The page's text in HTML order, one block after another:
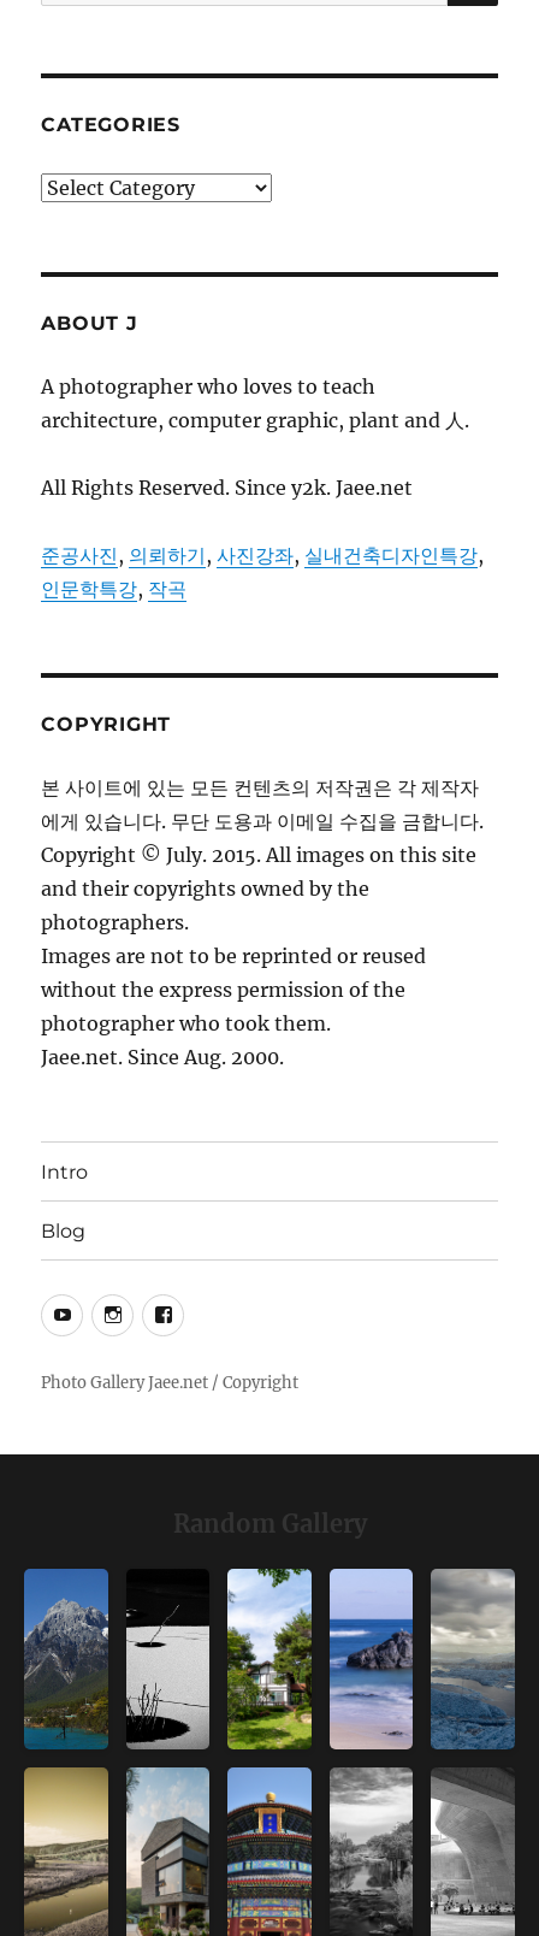
for:
CATEGORIES
Categories
ABOUT J
A photographer who loves to teach
architecture, computer graphic, plant and 人.
All Rights Reserved. Since y2k. Jaee.net
준공사진, 의뢰하기,사진강좌, 실내건축디자인특강,
인문학특강, 작곡
COPYRIGHT
본 사이트에 있는 모든 컨텐츠의 저작권은 각 제작자
에게 있습니다. 무단 도용과 이메일 수집을 금합니다.
Copyright © July. 2015. All images on this site
and their copyrights owned by the
photographers.
Images are not to be reprinted or reused
without the express permission of the
photographer who took them.
Jaee.net. Since Aug. 2000.
Intro
Blog
YouTubeInstagramFacebook
Random Gallery